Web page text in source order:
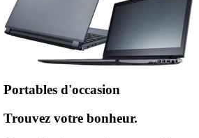
Portables d'occasion
Trouvez votre bonheur.